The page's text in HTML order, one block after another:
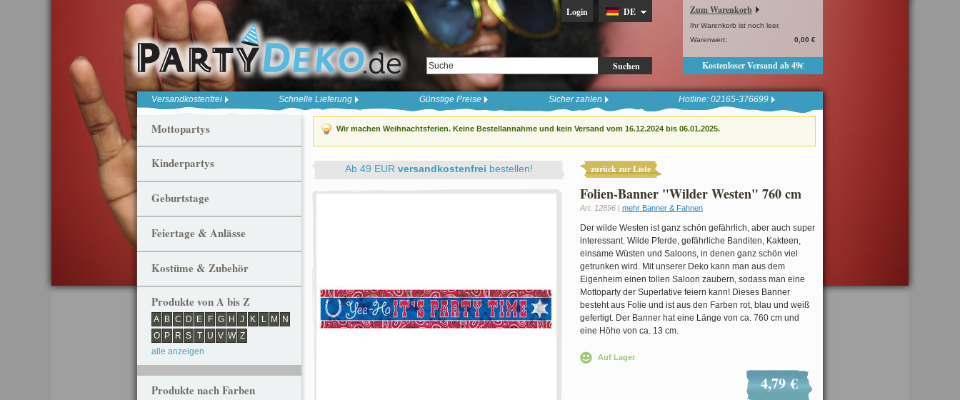
Suchen
Login DE Zum Warenkorb
Ihr Warenkorb ist noch leer.
Warenwert:
0,00 €
Kostenloser Versand ab 49€
Versandkostenfrei Schnelle Lieferung Günstige Preise Sicher zahlen Hotline: 02165-376699
Wir machen Weihnachtsferien. Keine Bestellannahme und kein Versand vom 16.12.2024 bis 06.01.2025.
zurück zur Liste
Folien-Banner "Wilder Westen" 760 cm
Art. 12896 | mehr Banner & Fahnen
Der wilde Westen ist ganz schön gefährlich, aber auch super
interessant. Wilde Pferde, gefährliche Banditen, Kakteen,
einsame Wüsten und Saloons, in denen ganz schön viel
getrunken wird. Mit unserer Deko kann man aus dem
Eigenheim einen tollen Saloon zaubern, sodass man eine
Mottoparty der Superlative feiern kann! Dieses Banner
besteht aus Folie und ist aus den Farben rot, blau und weiß
gefertigt. Der Banner hat eine Länge von ca. 760 cm und
eine Höhe von ca. 13 cm.
Auf Lager
4,79 €
Ab 49 EUR versandkostenfrei bestellen!
Mottopartys
Kinderpartys
Geburtstage
Feiertage & Anlässe
Kostüme & Zubehör
Produkte von A bis Z
A B C D E F G H J K L M
N
O
P R S T U V W Z
alle anzeigen
Produkte nach Farben